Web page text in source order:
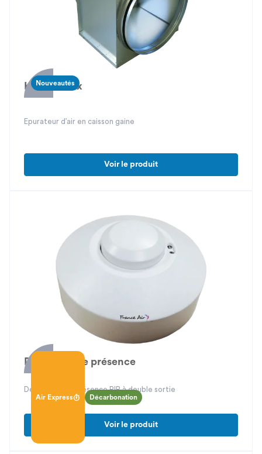
Nouveautés
Kalissia Box
Epurateur d’air en caisson gaine
Voir le produit
Air Express Décarbonation
Détecteur de présence
Détecteur de présence PIR à double sortie
Voir le produit